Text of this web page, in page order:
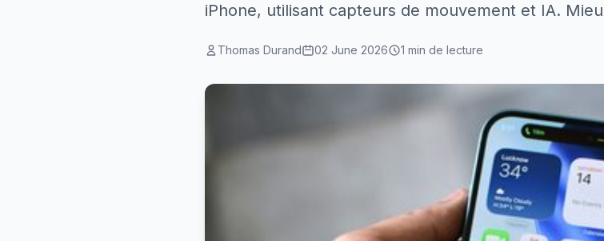
iPhone, utilisant capteurs de mouvement et IA.
Thomas Durand 02 June 2026 1 min de lecture